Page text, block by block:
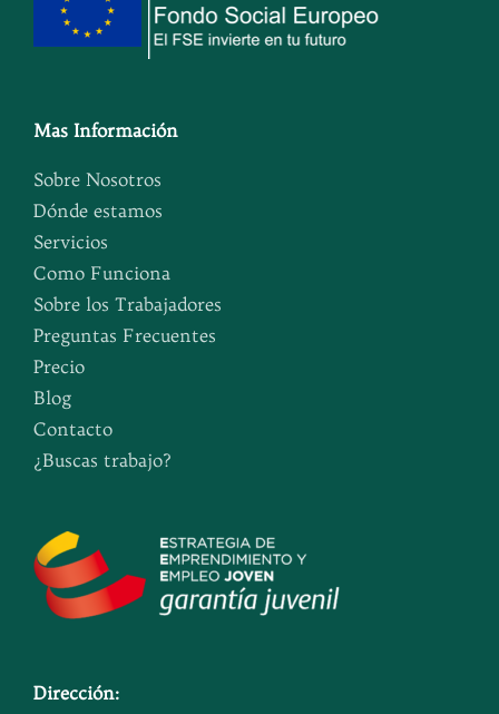
Mas Información
Sobre Nosotros
Dónde estamos
Servicios
Como Funciona
Sobre los Trabajadores
Preguntas Frecuentes
Precio
Blog
Contacto
¿Buscas trabajo?
Dirección: